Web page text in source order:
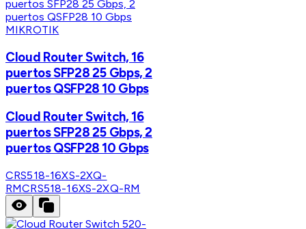
MIKROTIK
Cloud Router Switch, 16
puertos SFP28 25 Gbps, 2
puertos QSFP28 10 Gbps
Cloud Router Switch, 16
puertos SFP28 25 Gbps, 2
puertos QSFP28 10 Gbps
CRS518-16XS-2XQ-
RMCRS518-16XS-2XQ-RM